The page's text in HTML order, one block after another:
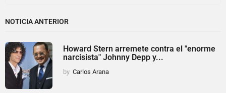
NOTICIA ANTERIOR
Howard Stern arremete contra el "enorme
narcisista" Johnny Depp y...
by Carlos Arana